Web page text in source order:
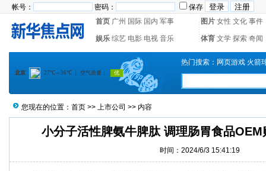
帐号： 密码：
保存
首页 广州 国际 国内 军事 图片 女性 文化 事件
娱乐 综艺 电影 电视 音乐 体育 文学 探索 奇闻
热门搜索： 网页游戏 火箭
您现在的位置： 首页 >> 上市公司 >> 内容
小分子活性脾氨牛脾肽 调理肠胃食品
时间：2024/6/3 15:41:19